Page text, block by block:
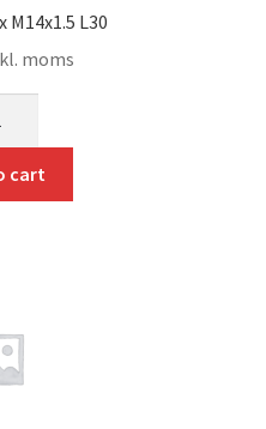
M14x1.5 L30
moms
cart